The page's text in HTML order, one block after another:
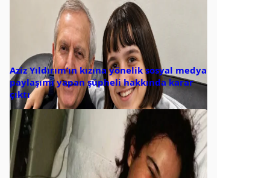
Aziz Yıldırım’ın kızına yönelik sosyal medya
paylaşımı yapan şüpheli hakkında karar
çıktı